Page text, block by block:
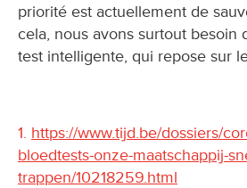
priorité est actuellement de
cela, nous avons surtout besoin
test intelligente, qui repose sur
1. https://www.tijd.be/dossiers/
bloedtests-onze-maatschappij-
trappen/10218259.html